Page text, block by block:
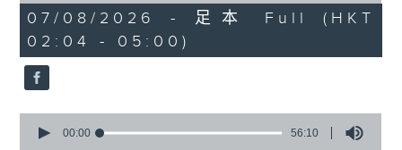
3. 「風流大俠」
由 靳永棠、梁玉卿 主唱
4. 「人隔萬重山」
2
hours,
48
minutes,
0
seconds
07/08/2026 - 足本 Full (HKT
02:04 - 05:00)
seconds
00:00 56:10